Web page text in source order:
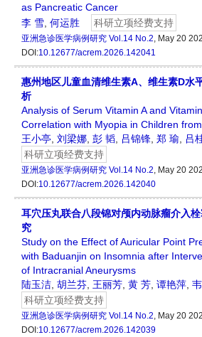
as Pancreatic Cancer
李 雪 何运胜 科研立项经费支持
亚洲急诊医学病例研究 Vol.14 No.2, May 20
DOI:10.12677/acrem.2026.142041
惠州地区儿童血清维生素A、维生素D水
析
Analysis of Serum Vitamin A and
Correlation with Myopia in Children
王小亭 刘梁娜 彭 韬 吕锦锋 郑 瑜 吕
科研立项经费支持
亚洲急诊医学病例研究 Vol.14 No.2, May 20
DOI:10.12677/acrem.2026.142040
耳穴压丸联合八段锦对颅内动脉瘤介入
究
Study on the Effect of Auricular Point
with Baduanjin on Insomnia after
of Intracranial Aneurysms
陆玉洁 胡兰芬 王丽芳 黄 芳 谭艳萍
科研立项经费支持
亚洲急诊医学病例研究 Vol.14 No.2, May 20
DOI:10.12677/acrem.2026.142039